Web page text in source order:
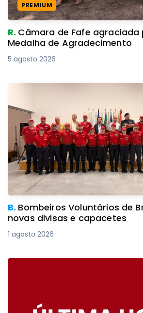
PREMIUM
R. Câmara de Fafe agraciada
Medalha de Agradecimento
5 agosto 2026
B. Bombeiros Voluntários de
novas divisas e capacetes
1 agosto 2026